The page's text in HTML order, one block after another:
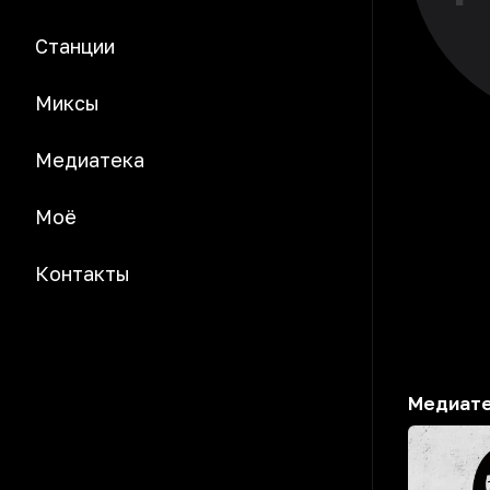
Станции
Миксы
Медиатека
Моё
Контакты